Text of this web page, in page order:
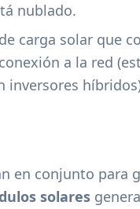
nublado.
carga solar que
a la red
inversores
en conjunto para
solares